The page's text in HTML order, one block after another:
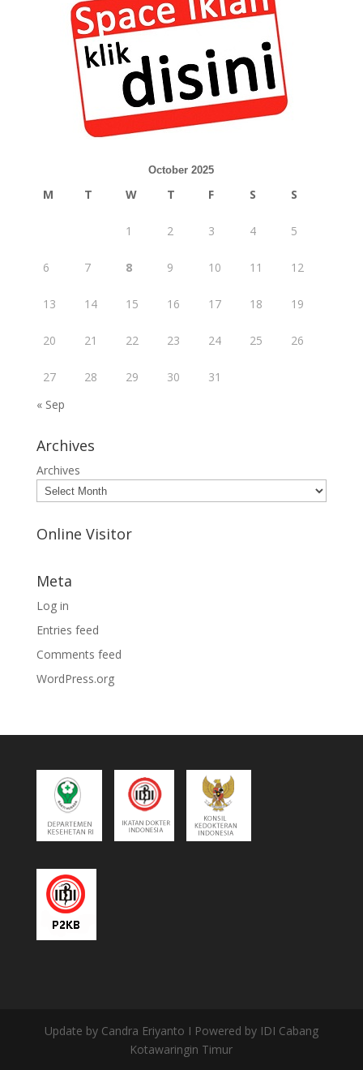
October 2025
M T W T F S S
1 2 3 4 5
6 7 8 9 10 11 12
13 14 15 16 17 18 19
20 21 22 23 24 25 26
27 28 29 30
31
« Sep
Archives
Archives
Online Visitor
Meta
Log in
Entries feed
Comments feed
WordPress.org
Update by Candra Eriyanto I Powered by IDI Cabang
Kotawaringin Timur